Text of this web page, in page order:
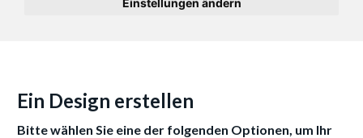
Ein Design erstellen
Bitte wählen Sie eine der folgenden Optionen, um Ihr